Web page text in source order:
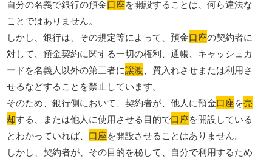
自分の名義で銀行の預金口座を開設することは、何ら違法な
ことではありません。
しかし、銀行は、その規定等によって、預金口座の契約者に
対して、預金契約に関する一切の権利、通帳、キャッシュカ
ードを名義人以外の第三者に譲渡、質入れさせまたは利用さ
せるなどすることを禁止しています。
そのため、銀行側において、契約者が、他人に預金口座を売
却する、または他人に使用させる目的で口座を開設している
とわかっていれば、 口座を開設させることはありません。
しかし、契約者が、その目的を秘して、自分で利用するため